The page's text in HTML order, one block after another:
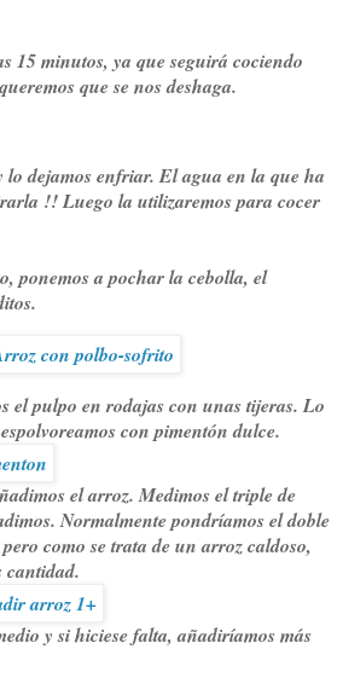
15 minutos, ya que seguirá cociendo
que se nos deshaga.
dejamos enfriar. El agua en la que ha
!! Luego la utilizaremos para cocer
ponemos a pochar la cebolla, el
el pulpo en rodajas con unas tijeras. Lo
con pimentón dulce.
el arroz. Medimos el triple de
Normalmente pondríamos el doble
como se trata de un arroz caldoso,
cantidad.
y si hiciese falta, añadiríamos más